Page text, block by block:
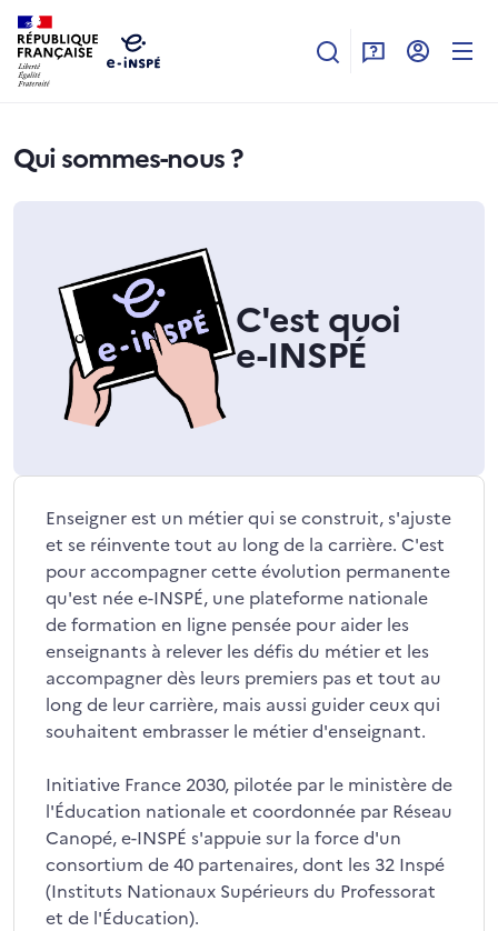
Qui sommes-nous ?
C'est quoi
e-INSPÉ
Enseigner est un métier qui se construit, s'ajuste
et se réinvente tout au long de la carrière. C'est
pour accompagner cette évolution permanente
qu'est née e-INSPÉ, une plateforme nationale
de formation en ligne pensée pour aider les
enseignants à relever les défis du métier et les
accompagner dès leurs premiers pas et tout au
long de leur carrière, mais aussi guider ceux qui
souhaitent embrasser le métier d'enseignant.
Initiative France 2030, pilotée par le ministère de
l'Éducation nationale et coordonnée par Réseau
Canopé, e-INSPÉ s'appuie sur la force d'un
consortium de 40 partenaires, dont les 32 Inspé
(Instituts Nationaux Supérieurs du Professorat
et de l'Éducation).